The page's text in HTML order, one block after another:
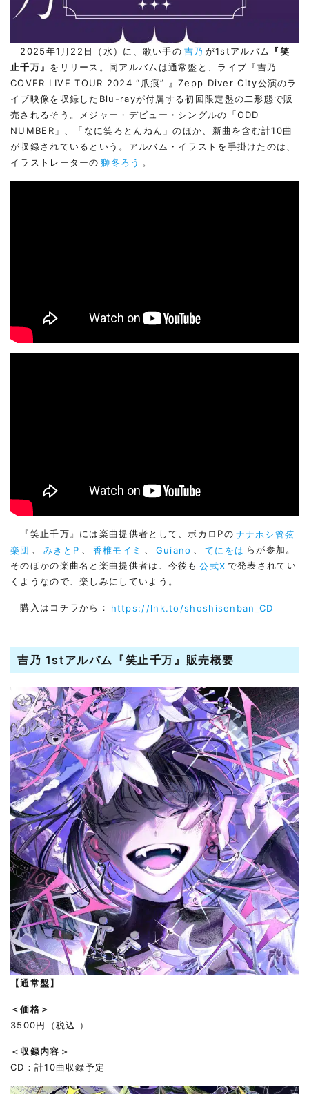
2025年1月22日（水）に、歌い手の 吉乃 が1stアルバム
『笑
止千万』 をリリース。同アルバムは通常盤と、ライブ『吉乃
COVER LIVE TOUR 2024 “爪痕” 』Zepp Diver City公演のラ
イブ映像を収録したBlu-rayが付属する初回限定盤の二形態で販
売されるそう。メジャー・デビュー・シングルの「ODD
NUMBER」、「なに笑ろとんねん」のほか、新曲を含む計10曲
が収録されているという。アルバム・イラストを手掛けたのは、
イラストレーターの 獅冬ろう 。
『笑止千万』には楽曲提供者として、ボカロPの ナナホシ管弦
楽団 、 みきとP 、 香椎モイミ 、 Guiano 、 てにをは らが参加。
そのほかの楽曲名と楽曲提供者は、今後も 公式X で発表されてい
くようなので、楽しみにしていよう。
購入はコチラから： https://lnk.to/shoshisenban_CD
吉乃 1stアルバム『笑止千万』販売概要
【通常盤】
＜価格＞
3500円（税込 ）
＜収録内容＞
CD：計10曲収録予定